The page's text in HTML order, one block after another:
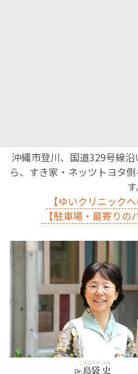
沖縄市登川、国道329号線
ら、すき家・ネッツトヨタ
す
【ゆいクリニック
【駐車場・最寄りの